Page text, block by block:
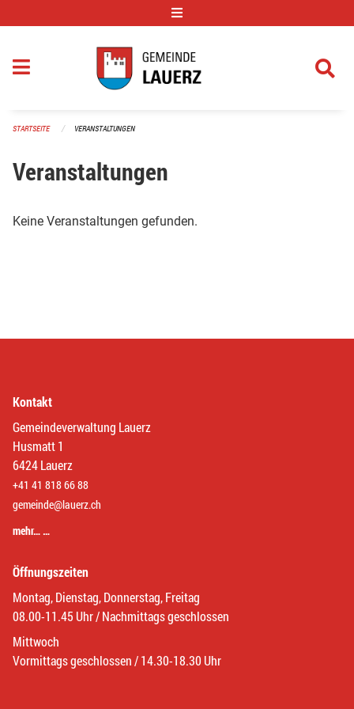
STARTSEITE VERANSTALTUNGEN
Veranstaltungen
Keine Veranstaltungen gefunden.
Kontakt
Gemeindeverwaltung Lauerz
Husmatt 1
6424 Lauerz
+41 41 818 66 88
gemeinde@lauerz.ch
mehr… …
Öffnungszeiten
Montag, Dienstag, Donnerstag, Freitag
08.00-11.45 Uhr / Nachmittags geschlossen
Mittwoch
Vormittags geschlossen / 14.30-18.30 Uhr